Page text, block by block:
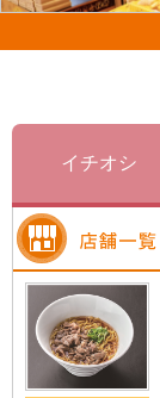
イチオシ